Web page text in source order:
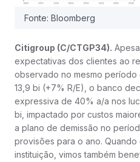
Fonte: Bloomberg
Citigroup (C/CTGP34).
expectativas dos clientes ao
observado no mesmo período
13,9 bi (+7% R/E), o banco
expressiva de 40% a/a nos
bi, impactado por custos
a plano de demissão no
provisões para o ano. Quando
instituição, vimos também